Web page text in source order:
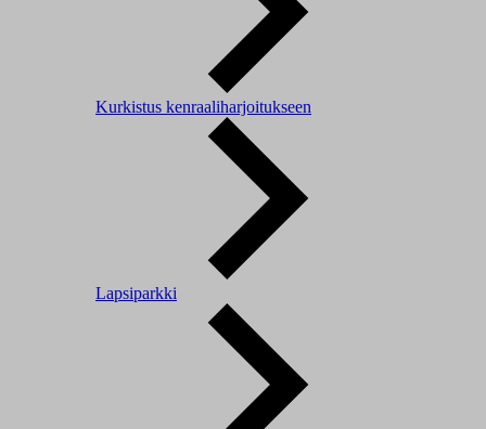
Kurkistus kenraaliharjoitukseen
Lapsiparkki